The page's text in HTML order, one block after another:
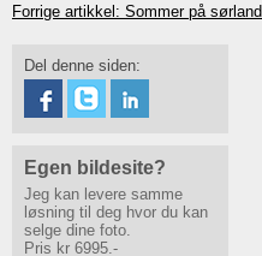
Forrige artikkel: Sommer på
Del denne siden:
Egen bildesite?
Jeg kan levere samme
løsning til deg hvor du kan
selge dine foto.
Pris kr 6995.-